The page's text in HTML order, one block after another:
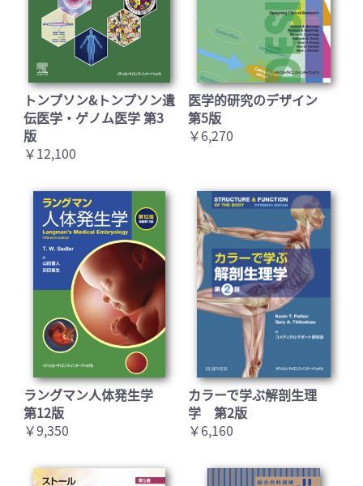
トンプソン&トンプソン遺
伝医学・ゲノム医学 第3
版
￥12,100
医学的研究のデザイン
第5版
￥6,270
ラングマン人体発生学
第12版
￥9,350
カラーで学ぶ解剖生理
学 第2版
￥6,160